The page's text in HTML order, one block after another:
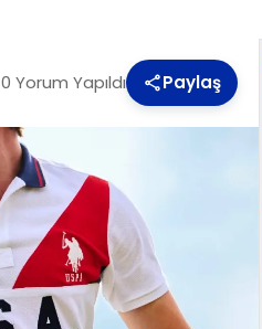
0 Yorum Yapıldı Paylaş